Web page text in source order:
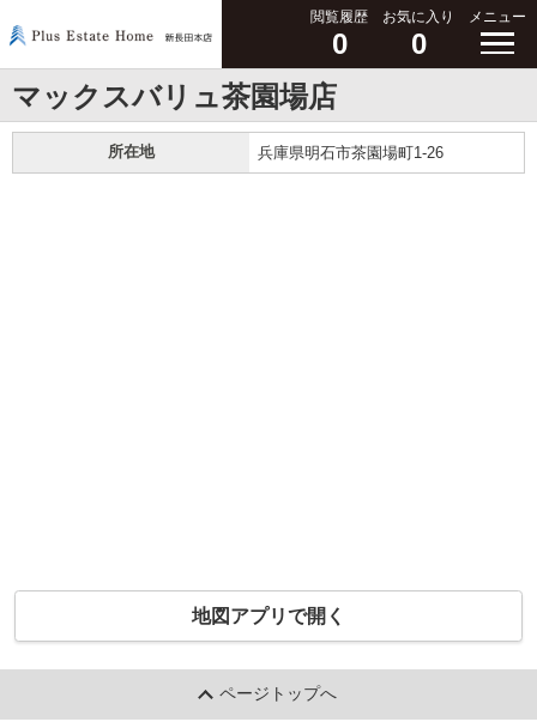
閲覧履歴
0
お気に入り
0
メニュー
マックスバリュ茶園場店
所在地 兵庫県明石市茶園場町1-26
地図アプリで開く
ページトップへ